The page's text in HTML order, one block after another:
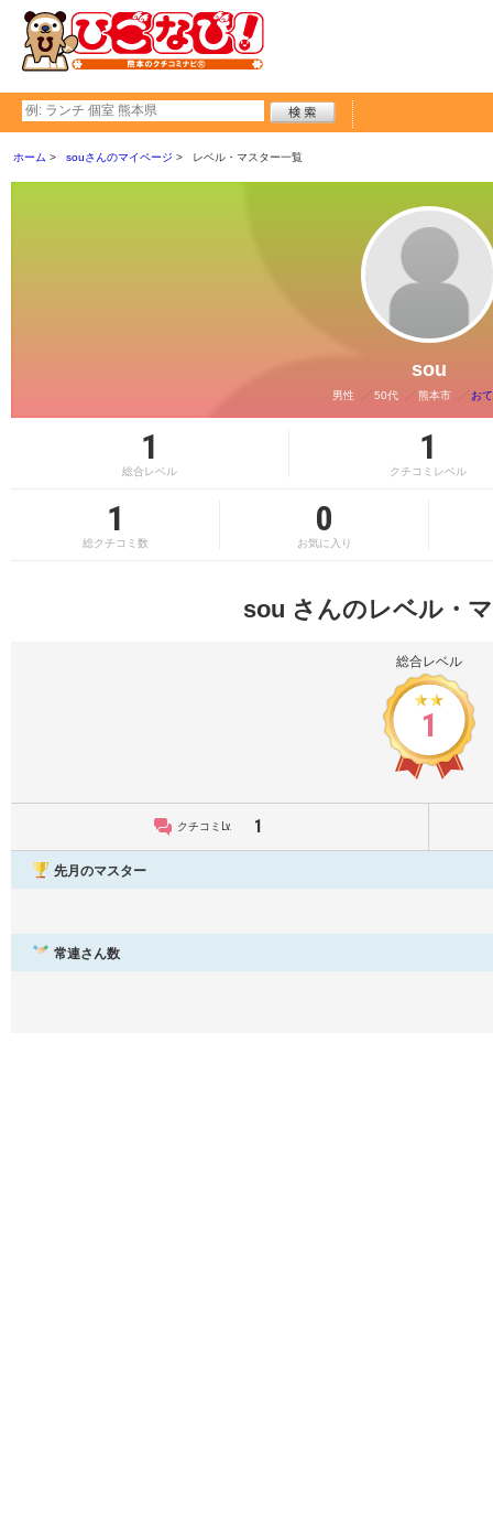
ホーム souさんのマイページ レベル・マスター一覧
sou
男性 50代 熊本市 お
1
総合レベル
1
クチコミレベル
1
総クチコミ数
0
お気に入り
sou さんのレベル・
総合レベル
1
クチコミLv. 1
先月のマスター
常連さん数